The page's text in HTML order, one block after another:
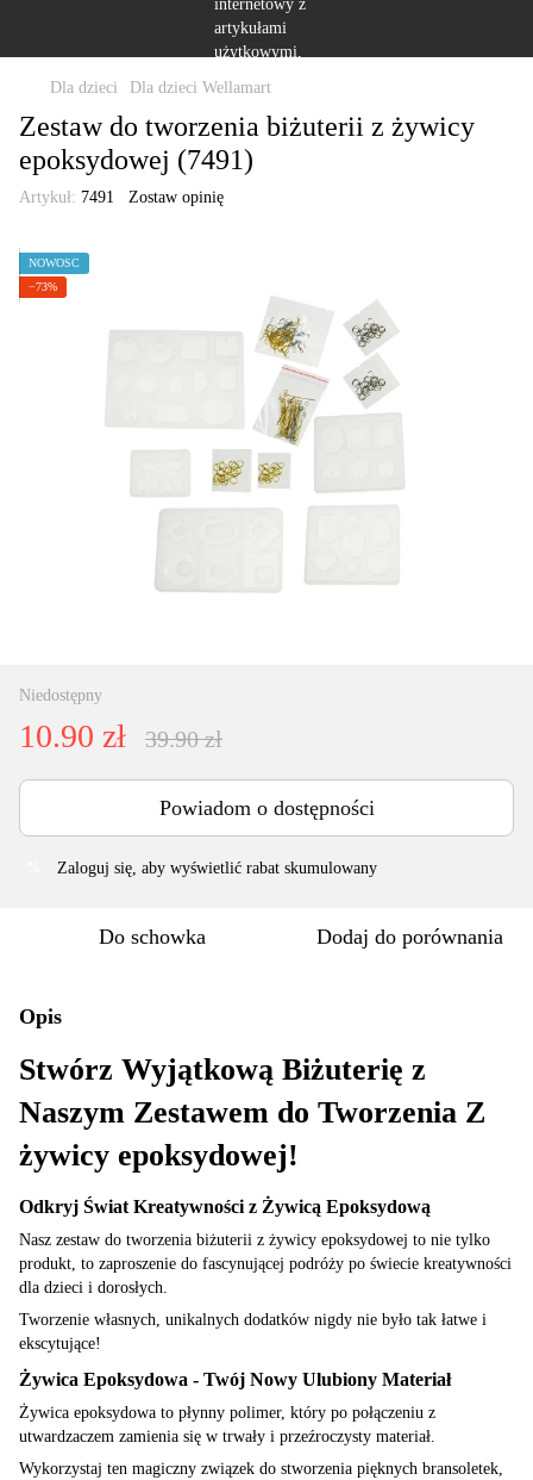
Dla dzieci Dla dzieci Wellamart
Zestaw do tworzenia biżuterii z żywicy
epoksydowej (7491)
Artykuł: 7491 Zostaw opinię
NOWOŚĆ
−73%
Niedostępny
10.90 zł 39.90 zł
Powiadom o dostępności
Zaloguj się , aby wyświetlić rabat skumulowany
Do schowka Dodaj do porównania
Opis
Stwórz Wyjątkową Biżuterię z
Naszym Zestawem do Tworzenia Z
żywicy epoksydowej!
Odkryj Świat Kreatywności z Żywicą Epoksydową
Nasz zestaw do tworzenia biżuterii z żywicy epoksydowej to nie tylko
produkt, to zaproszenie do fascynującej podróży po świecie kreatywności
dla dzieci i dorosłych.
Tworzenie własnych, unikalnych dodatków nigdy nie było tak łatwe i
ekscytujące!
Żywica Epoksydowa - Twój Nowy Ulubiony Materiał
Żywica epoksydowa to płynny polimer, który po połączeniu z
utwardzaczem zamienia się w trwały i przeźroczysty materiał.
Wykorzystaj ten magiczny związek do stworzenia pięknych bransoletek,